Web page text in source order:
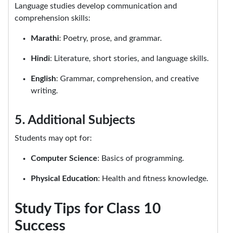
Language studies develop communication and
comprehension skills:
Marathi: Poetry, prose, and grammar.
Hindi: Literature, short stories, and language skills.
English: Grammar, comprehension, and creative
writing.
5. Additional Subjects
Students may opt for:
Computer Science: Basics of programming.
Physical Education: Health and fitness knowledge.
Study Tips for Class 10
Success